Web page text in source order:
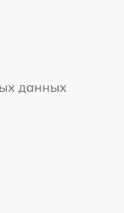
данных